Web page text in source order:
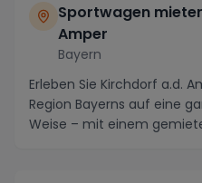
Sportwagen
Amper
Bayern
Erleben Sie Kirchdorf a.d.
Region Bayerns auf eine
Weise – mit einem